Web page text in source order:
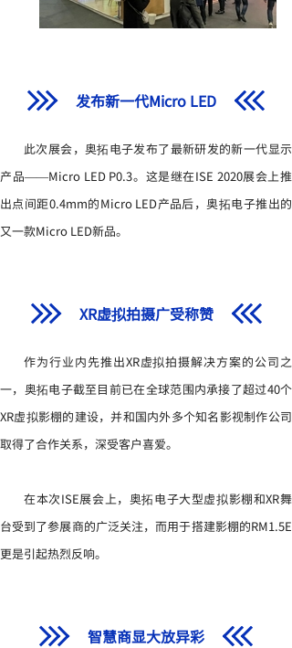
发布新一代Micro LED
此次展会，奥拓电子发布了最新研发的新一代显示
产品——Micro LED P0.3。这是继在ISE 2020展会上推
出点间距0.4mm的Micro LED产品后，奥拓电子推出的
又一款Micro LED新品。
XR虚拟拍摄广受称赞
作为行业内先推出XR虚拟拍摄解决方案的公司之
一，奥拓电子截至目前已在全球范围内承接了超过40个
XR虚拟影棚的建设，并和国内外多个知名影视制作公司
取得了合作关系，深受客户喜爱。
在本次ISE展会上，奥拓电子大型虚拟影棚和XR舞
台受到了参展商的广泛关注，而用于搭建影棚的RM1.5E
更是引起热烈反响。
智慧商显大放异彩